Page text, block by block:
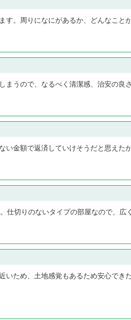
。周りになにがあるか、どんなこと
うので、なるべく清潔感、治安の良
金額で返済していけそうだと思えたか
切りのないタイプの部屋なので、広
ため、土地感覚もあるため安心でき